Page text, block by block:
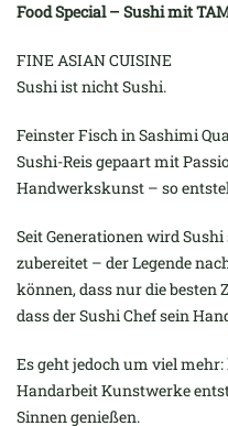
Food Special – Sushi mit
FINE ASIAN CUISINE
Sushi ist nicht Sushi.
Feinster Fisch in Sashimi
Sushi-Reis gepaart mit
Handwerkskunst – so
Seit Generationen wird Sushi
zubereitet – der Legende
können, dass nur die besten
dass der Sushi Chef sein
Es geht jedoch um viel
Handarbeit Kunstwerke
Sinnen genießen.